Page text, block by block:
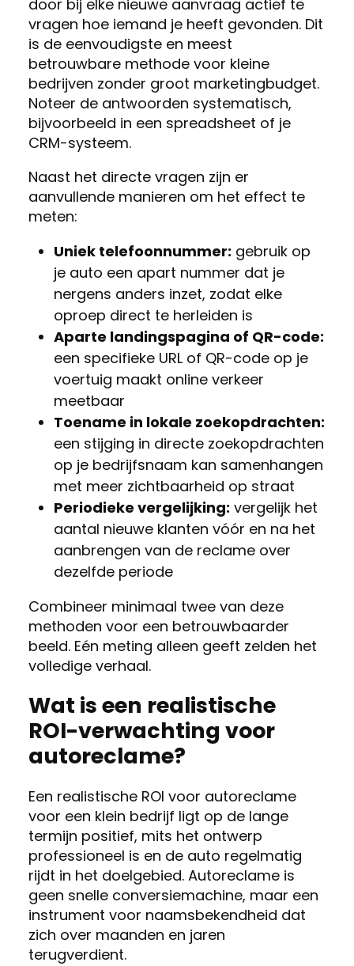
door bij elke nieuwe aanvraag actief te
vragen hoe iemand je heeft gevonden. Dit
is de eenvoudigste en meest
betrouwbare methode voor kleine
bedrijven zonder groot marketingbudget.
Noteer de antwoorden systematisch,
bijvoorbeeld in een spreadsheet of je
CRM-systeem.
Naast het directe vragen zijn er
aanvullende manieren om het effect te
meten:
Uniek telefoonnummer: gebruik op
je auto een apart nummer dat je
nergens anders inzet, zodat elke
oproep direct te herleiden is
Aparte landingspagina of QR-code:
een specifieke URL of QR-code op je
voertuig maakt online verkeer
meetbaar
Toename in lokale zoekopdrachten:
een stijging in directe zoekopdrachten
op je bedrijfsnaam kan samenhangen
met meer zichtbaarheid op straat
Periodieke vergelijking: vergelijk het
aantal nieuwe klanten vóór en na het
aanbrengen van de reclame over
dezelfde periode
Combineer minimaal twee van deze
methoden voor een betrouwbaarder
beeld. Eén meting alleen geeft zelden het
volledige verhaal.
Wat is een realistische
ROI-verwachting voor
autoreclame?
Een realistische ROI voor autoreclame
voor een klein bedrijf ligt op de lange
termijn positief, mits het ontwerp
professioneel is en de auto regelmatig
rijdt in het doelgebied. Autoreclame is
geen snelle conversiemachine, maar een
instrument voor naamsbekendheid dat
zich over maanden en jaren
terugverdient.